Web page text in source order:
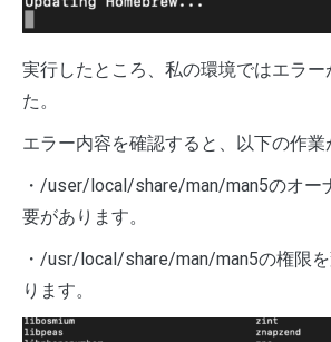
実行したところ、私の環境ではエラー
た。
エラー内容を確認すると、以下の作業
・/user/local/share/man/man5のオー
要があります。
・/usr/local/share/man/man5の権限
ります。